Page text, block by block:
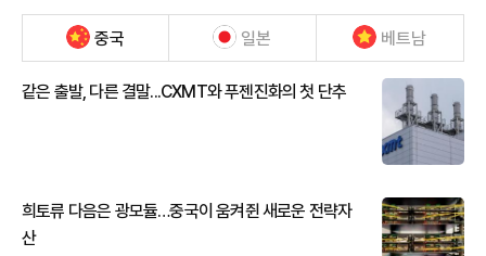
중국 일본 베트남
같은 출발, 다른 결말...CXMT와 푸젠진화의 첫 단추
희토류 다음은 광모듈…중국이 움켜쥔 새로운 전략자
산